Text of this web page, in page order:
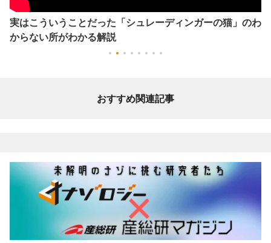
実はこういうことだった「シュレーディンガーの猫」のわ
からない所がわかる解説
おすすめ関連記事